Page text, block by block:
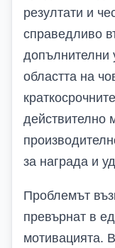
резултати и
справедливо
допълнителни
областта на
действително
за награда и
Проблемът
превърнат в
мотивацията.